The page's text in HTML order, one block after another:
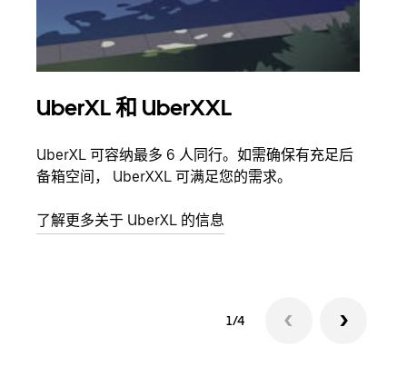
UberXL 和 UberXXL
UberXL 可容纳最多 6 人同行。如需确保有充足后
备箱空间， UberXXL 可满足您的需求。
了解更多关于 UberXL 的信息
1/4